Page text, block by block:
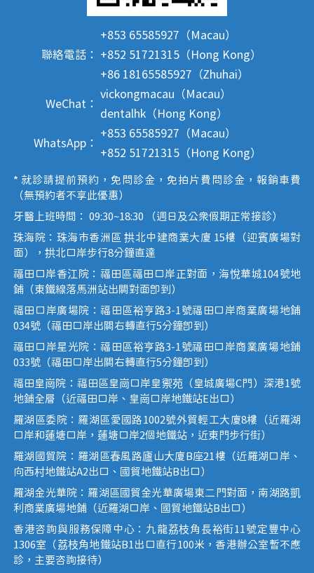
聯絡電話：
+853 65585927（Macau）
+852 51721315（Hong Kong）
+86 18165585927（Zhuhai）
WeChat：
vickongmacau（Macau）
dentalhk（Hong Kong）
WhatsApp：
+853 65585927（Macau）
+852 51721315（Hong Kong）
* 就診請提前預約，免問診金，免拍片費問診金，報銷車費
（無預約者不享此優惠）
牙醫上班時間： 09:30~18:30 （週日及公眾假期正常接診）
珠海院：珠海市香洲區 拱北中建商業大廈 15樓（迎賓廣場對
面），拱北口岸步行8分鐘直達
福田口岸香江院：福田區福田口岸正對面，海悅華城104號地
鋪（東鐵線落馬洲站出關對面即到）
福田口岸廣場院：福田區裕亨路3-1號福田口岸商業廣場地鋪
034號（福田口岸出關右轉直行5分鐘即到）
福田口岸星光院：福田區裕亨路3-1號福田口岸商業廣場地鋪
033號（福田口岸出關右轉直行5分鐘即到）
福田皇崗院：福田區皇崗口岸皇禦苑（皇城廣場C門）深港1號
地鋪全層（近福田口岸、皇崗口岸地鐵站E出口）
羅湖區委院：羅湖區愛國路1002號外貿輕工大廈8樓（近羅湖
口岸和蓮塘口岸，蓮塘口岸2個地鐵站，近東門步行街）
羅湖國貿院：羅湖區春風路廬山大廈B座21樓（近羅湖口岸、
向西村地鐵站A2出口、國貿地鐵站B出口）
羅湖金光華院：羅湖區國貿金光華廣場東二門對面，南湖路凱
利商業廣場地鋪（近羅湖口岸、國貿地鐵站B出口）
香港咨詢與服務保障中心：九龍荔枝角長裕街11號定豐中心
1306室（荔枝角地鐵站B1出口直行100米，香港辦公室暫不應
診，主要咨詢接待）